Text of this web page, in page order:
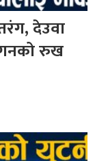
देउवा
रुख